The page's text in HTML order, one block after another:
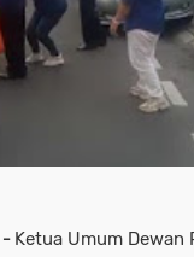
- Ketua Umum Dewan